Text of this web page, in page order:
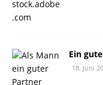
Ein
18. Juni